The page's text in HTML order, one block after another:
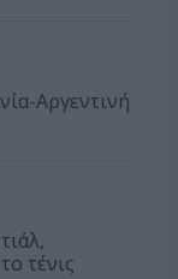
Αργεντινή
τένις